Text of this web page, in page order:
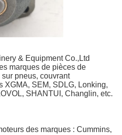
& Equipment Co.,Ltd
marques de pièces de
pneus, couvrant
XGMA, SEM, SDLG, Lonking,
SHANTUI, Changlin, etc.
des marques : Cummins,